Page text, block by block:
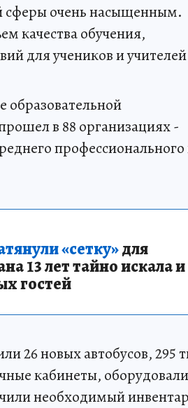
сферы очень насыщенным.
качества обучения,
для учеников и
образовательной
в 88 организациях -
профессионального
«сетку»для
13 лет тайно искала и
гостей
26 новых автобусов, 295
кабинеты, оборудовали
необходимый